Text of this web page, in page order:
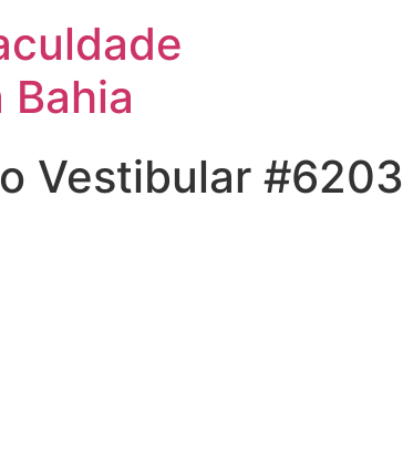
Bahia
Vestibular #6203